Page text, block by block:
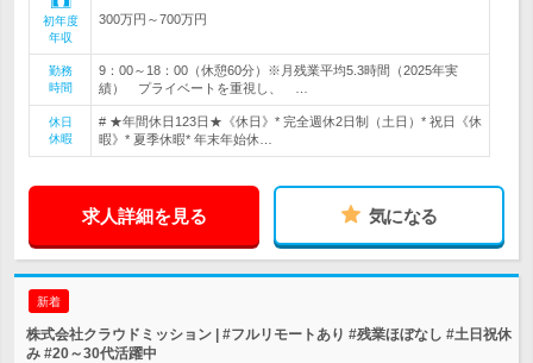
初年度
年収
300万円～700万円
勤務
時間
9：00～18：00（休憩60分）※月残業平均5.3時間（2025年実
績） プライベートを重視し、 …
休日
休暇
# ★年間休日123日★《休日》* 完全週休2日制（土日）* 祝日《休
暇》* 夏季休暇* 年末年始休…
求人詳細を見る 気になる
新着
株式会社クラウドミッション | #フルリモートあり #残業ほぼなし #土日祝休
み #20～30代活躍中